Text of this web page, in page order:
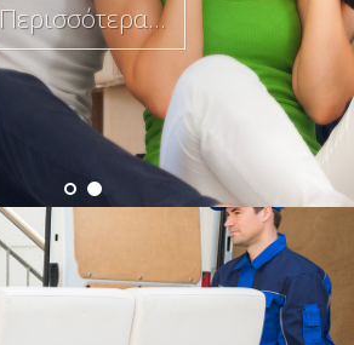
Περισσότερα...